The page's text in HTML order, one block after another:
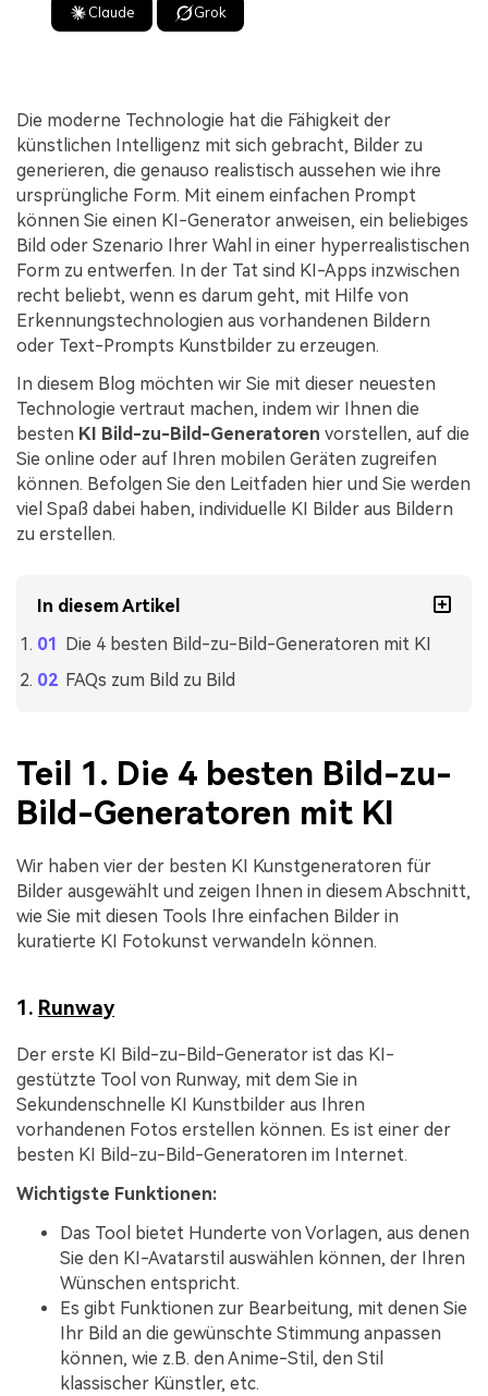
Claude Grok
Die moderne Technologie hat die Fähigkeit der
künstlichen Intelligenz mit sich gebracht, Bilder zu
generieren, die genauso realistisch aussehen wie ihre
ursprüngliche Form. Mit einem einfachen Prompt
können Sie einen KI-Generator anweisen, ein beliebiges
Bild oder Szenario Ihrer Wahl in einer hyperrealistischen
Form zu entwerfen. In der Tat sind KI-Apps inzwischen
recht beliebt, wenn es darum geht, mit Hilfe von
Erkennungstechnologien aus vorhandenen Bildern
oder Text-Prompts Kunstbilder zu erzeugen.
In diesem Blog möchten wir Sie mit dieser neuesten
Technologie vertraut machen, indem wir Ihnen die
besten KI Bild-zu-Bild-Generatoren vorstellen, auf die
Sie online oder auf Ihren mobilen Geräten zugreifen
können. Befolgen Sie den Leitfaden hier und Sie werden
viel Spaß dabei haben, individuelle KI Bilder aus Bildern
zu erstellen.
In diesem Artikel
Die 4 besten Bild-zu-Bild-Generatoren mit KI
FAQs zum Bild zu Bild
Teil 1. Die 4 besten Bild-zu-
Bild-Generatoren mit KI
Wir haben vier der besten KI Kunstgeneratoren für
Bilder ausgewählt und zeigen Ihnen in diesem Abschnitt,
wie Sie mit diesen Tools Ihre einfachen Bilder in
kuratierte KI Fotokunst verwandeln können.
1. Runway
Der erste KI Bild-zu-Bild-Generator ist das KI-
gestützte Tool von Runway, mit dem Sie in
Sekundenschnelle KI Kunstbilder aus Ihren
vorhandenen Fotos erstellen können. Es ist einer der
besten KI Bild-zu-Bild-Generatoren im Internet.
Wichtigste Funktionen:
Das Tool bietet Hunderte von Vorlagen, aus denen
Sie den KI-Avatarstil auswählen können, der Ihren
Wünschen entspricht.
Es gibt Funktionen zur Bearbeitung, mit denen Sie
Ihr Bild an die gewünschte Stimmung anpassen
können, wie z.B. den Anime-Stil, den Stil
klassischer Künstler, etc.